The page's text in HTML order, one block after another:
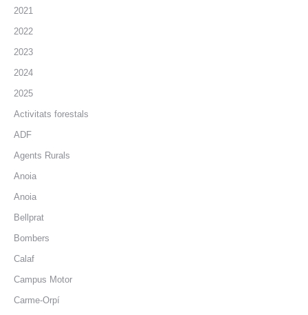
2021
2022
2023
2024
2025
Activitats forestals
ADF
Agents Rurals
Anoia
Anoia
Bellprat
Bombers
Calaf
Campus Motor
Carme-Orpí